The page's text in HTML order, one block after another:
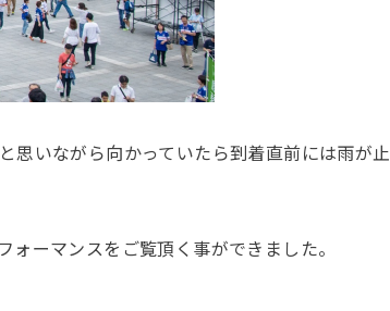
思いながら向かっていたら到着直前には雨が止
ーマンスをご覧頂く事ができました。